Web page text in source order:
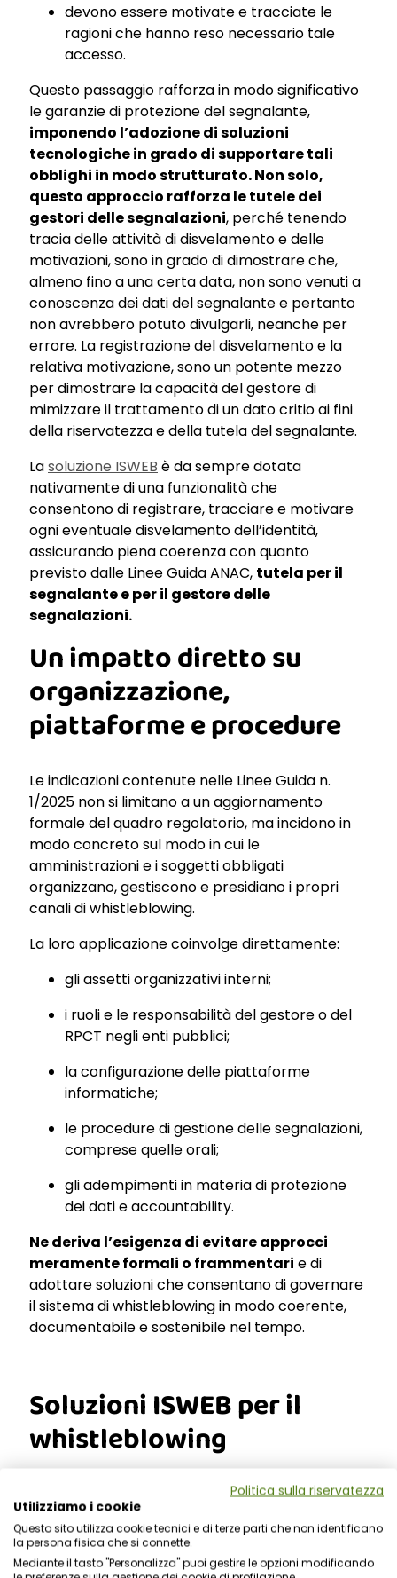
devono essere motivate e tracciate le
ragioni che hanno reso necessario tale
accesso.
Questo passaggio rafforza in modo significativo
le garanzie di protezione del segnalante,
imponendo l’adozione di soluzioni
tecnologiche in grado di supportare tali
obblighi in modo strutturato. Non solo,
questo approccio rafforza le tutele dei
gestori delle segnalazioni, perché tenendo
tracia delle attività di disvelamento e delle
motivazioni, sono in grado di dimostrare che,
almeno fino a una certa data, non sono venuti a
conoscenza dei dati del segnalante e pertanto
non avrebbero potuto divulgarli, neanche per
errore. La registrazione del disvelamento e la
relativa motivazione, sono un potente mezzo
per dimostrare la capacità del gestore di
mimizzare il trattamento di un dato critio ai fini
della riservatezza e della tutela del segnalante.
Lasoluzione ISWEB è da sempre dotata
nativamente di una funzionalità che
consentono di registrare, tracciare e motivare
ogni eventuale disvelamento dell’identità,
assicurando piena coerenza con quanto
previsto dalle Linee Guida ANAC, tutela per il
segnalante e per il gestore delle
segnalazioni.
Un impatto diretto su
organizzazione,
piattaforme e procedure
Le indicazioni contenute nelle Linee Guida n.
1/2025 non si limitano a un aggiornamento
formale del quadro regolatorio, ma incidono in
modo concreto sul modo in cui le
amministrazioni e i soggetti obbligati
organizzano, gestiscono e presidiano i propri
canali di whistleblowing.
La loro applicazione coinvolge direttamente:
gli assetti organizzativi interni;
i ruoli e le responsabilità del gestore o del
RPCT negli enti pubblici;
la configurazione delle piattaforme
informatiche;
le procedure di gestione delle segnalazioni,
comprese quelle orali;
gli adempimenti in materia di protezione
dei dati e accountability.
Ne deriva l’esigenza di evitare approcci
meramente formali o frammentari e di
adottare soluzioni che consentano di governare
il sistema di whistleblowing in modo coerente,
documentabile e sostenibile nel tempo.
Soluzioni ISWEB per il
whistleblowing
ISWEB supporta amministrazioni pubbliche e
organizzazioni private nell’adeguamento alle
Linee Guida ANAC attraverso una piattaforma di
whistleblowing progettata per garantire
Politica sulla riservatezza
Utilizziamo i cookie
Questo sito utilizza cookie tecnici e di terze parti che non identificano
la persona fisica che si connette.
Mediante il tasto "Personalizza" puoi gestire le opzioni modificando